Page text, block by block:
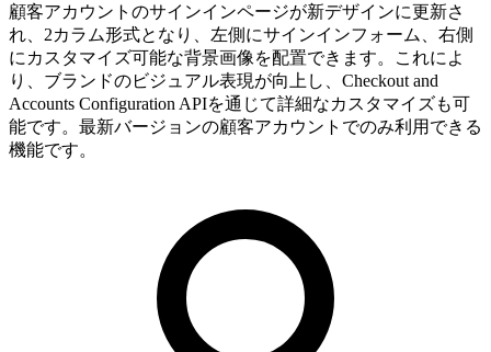
顧客アカウントのサインインページが新デザインに更新さ
れ、2カラム形式となり、左側にサインインフォーム、右側
にカスタマイズ可能な背景画像を配置できます。これによ
り、ブランドのビジュアル表現が向上し、Checkout and
Accounts Configuration APIを通じて詳細なカスタマイズも可
能です。最新バージョンの顧客アカウントでのみ利用できる
機能です。